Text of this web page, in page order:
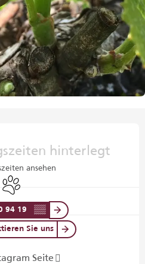
hinterlegt
ansehen
Tiere erlaubt
94 19 ▒▒
Sie uns
Seite